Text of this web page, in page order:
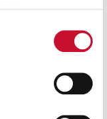
20 m slang